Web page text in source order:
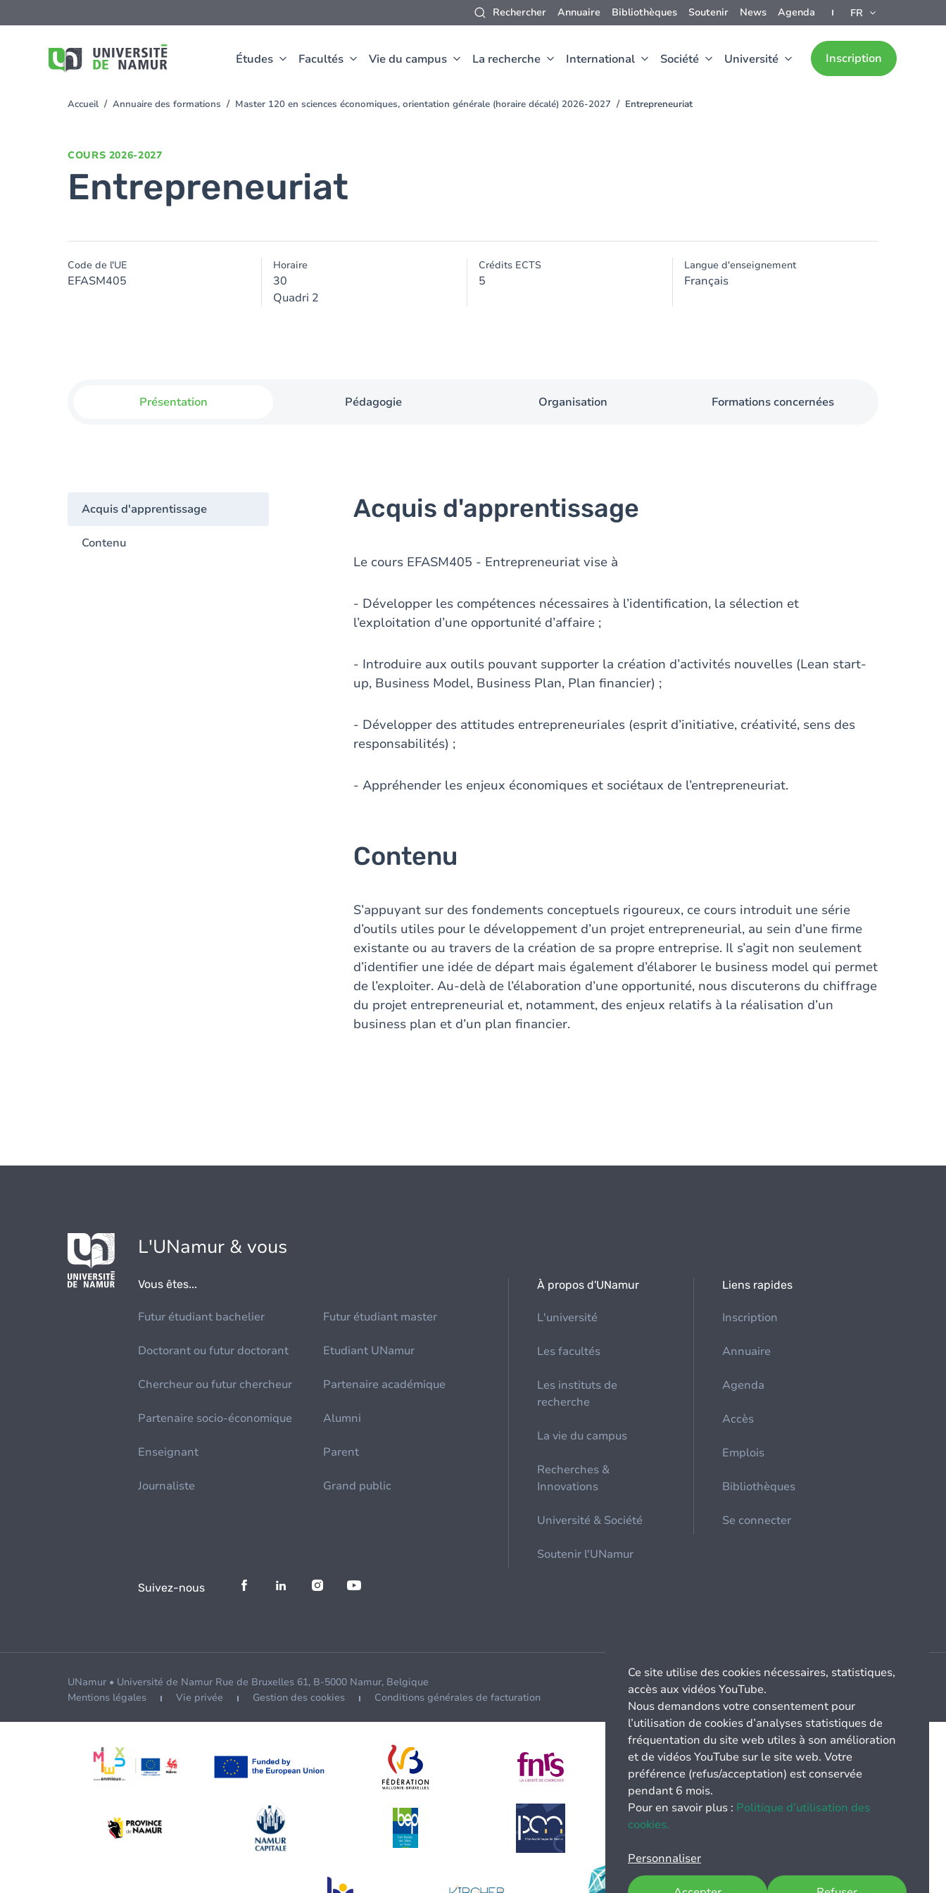
Rechercher Annuaire Bibliothèques Soutenir News Agenda FR
Études Facultés Vie du campus La recherche International Société Université Inscription
au
You
Accueil Annuaire des formations Master 120 en sciences économiques, orientation générale (horaire décalé) 2026-2027 Entrepreneuriat
COURS 2026-2027
Entrepreneuriat
Code de l'UE
EFASM405
Horaire
30
Quadri 2
Crédits ECTS
5
Langue d'enseignement
Français
Présentation Pédagogie Organisation Formations concernées
Acquis d'apprentissage
Contenu
Acquis d'apprentissage
Le cours EFASM405 - Entrepreneuriat vise à
- Développer les compétences nécessaires à l’identification, la sélection et
l’exploitation d’une opportunité d’affaire ;
- Introduire aux outils pouvant supporter la création d’activités nouvelles (Lean start-
up, Business Model, Business Plan, Plan financier) ;
- Développer des attitudes entrepreneuriales (esprit d’initiative, créativité, sens des
responsabilités) ;
- Appréhender les enjeux économiques et sociétaux de l’entrepreneuriat.
Contenu
S’appuyant sur des fondements conceptuels rigoureux, ce cours introduit une série
d’outils utiles pour le développement d’un projet entrepreneurial, au sein d’une firme
existante ou au travers de la création de sa propre entreprise. Il s’agit non seulement
d’identifier une idée de départ mais également d’élaborer le business model qui permet
de l’exploiter. Au-delà de l’élaboration d’une opportunité, nous discuterons du chiffrage
du projet entrepreneurial et, notamment, des enjeux relatifs à la réalisation d’un
business plan et d’un plan financier.
L'UNamur & vous
Vous êtes...
Futur étudiant bachelier Futur étudiant master
Doctorant ou futur doctorant Etudiant UNamur
Chercheur ou futur chercheur Partenaire académique
Partenaire socio-économique Alumni
Enseignant Parent
Journaliste Grand public
À propos d'UNamur
L'université
Les facultés
Les instituts de
recherche
La vie du campus
Recherches &
Innovations
Université & Société
Soutenir l'UNamur
Liens rapides
Inscription
Annuaire
Agenda
Accès
Emplois
Bibliothèques
Se connecter
Suivez-nous
UNamur • Université de Namur Rue de Bruxelles 61, B-5000 Namur, Belgique
Mentions légales
Vie privée Gestion des cookies Conditions générales de facturation
Ce site utilise des cookies nécessaires, statistiques,
accès aux vidéos YouTube.
Nous demandons votre consentement pour
l’utilisation de cookies d’analyses statistiques de
fréquentation du site web utiles à son amélioration
et de vidéos YouTube sur le site web. Votre
préférence (refus/acceptation) est conservée
pendant 6 mois.
Pour en savoir plus : Politique d’utilisation des
cookies.
Personnaliser